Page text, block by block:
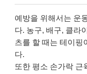
예방을 위해서는 운
다. 농구, 배구, 클라
츠를 할 때는 테이핑
다.
또한 평소 손가락 근